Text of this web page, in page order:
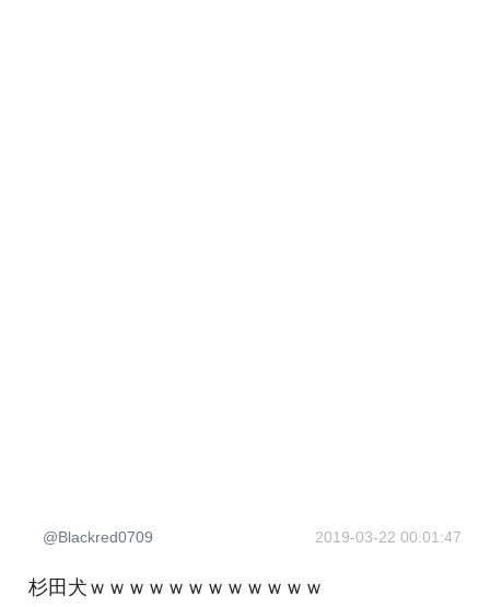
@Blackred0709 2019-03-22 00:01:47
杉田犬ｗｗｗｗｗｗｗｗｗｗｗｗ